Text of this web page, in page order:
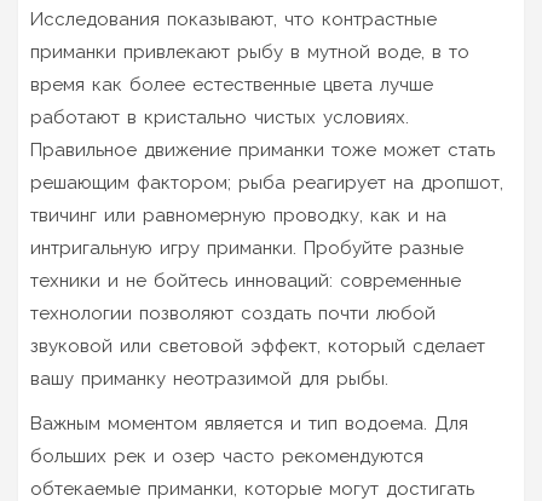
Исследования показывают, что контрастные
приманки привлекают рыбу в мутной воде, в то
время как более естественные цвета лучше
работают в кристально чистых условиях.
Правильное движение приманки тоже может стать
решающим фактором; рыба реагирует на дропшот,
твичинг или равномерную проводку, как и на
интригальную игру приманки. Пробуйте разные
техники и не бойтесь инноваций: современные
технологии позволяют создать почти любой
звуковой или световой эффект, который сделает
вашу приманку неотразимой для рыбы.
Важным моментом является и тип водоема. Для
больших рек и озер часто рекомендуются
обтекаемые приманки, которые могут достигать